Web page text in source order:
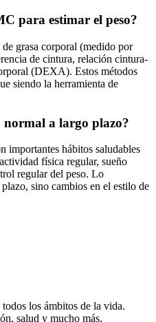
para estimar el peso?
grasa corporal (medido por
de cintura, relación cintura-
(DEXA). Estos métodos
siendo la herramienta de
a largo plazo?
importantes hábitos saludables
física regular, sueño
regular del peso. Lo
sino cambios en el estilo de
los ámbitos de la vida.
salud y mucho más.